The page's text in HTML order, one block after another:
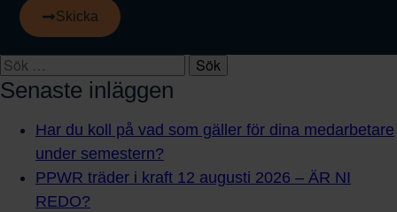
Skicka
Senaste inläggen
Har du koll på vad som gäller för dina medarbetare
under semestern?
PPWR träder i kraft 12 augusti 2026 – ÄR NI
REDO?